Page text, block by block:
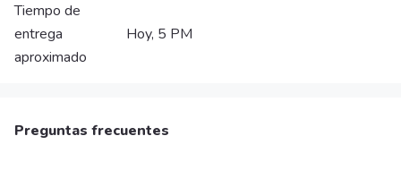
Tiempo de
entrega
aproximado
Hoy, 5 PM
Preguntas frecuentes